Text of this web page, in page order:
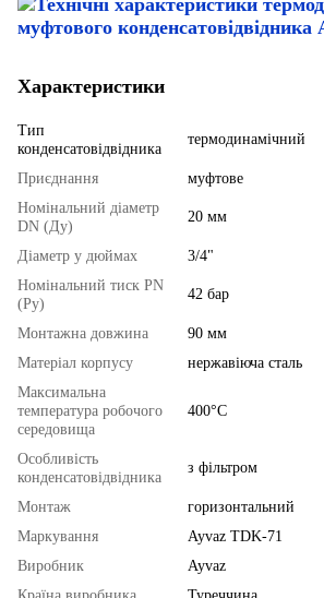
Характеристики
Тип
конденсатовідвідника
термодинамічний
Приєднання
муфтове
Номінальний діаметр
DN (Ду)
20 мм
Діаметр у дюймах
3/4"
Номінальний тиск PN
(Ру)
42 бар
Монтажна довжина
90 мм
Матеріал корпусу
нержавіюча сталь
Максимальна
температура робочого
середовища
400°С
Особливість
конденсатовідвідника
з фільтром
Монтаж
горизонтальний
Маркування
Ayvaz TDK-71
Виробник
Ayvaz